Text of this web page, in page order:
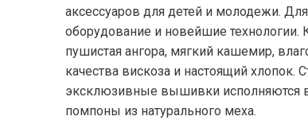
аксессуаров для детей и молодежи.
оборудование и новейшие технологии.
пушистая ангора, мягкий кашемир,
качества вискоза и настоящий хлопок.
эксклюзивные вышивки исполняются
помпоны из натурального меха.